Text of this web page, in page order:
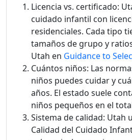
Licencia vs. certificado:
cuidado infantil con
residenciales. Cada tipo
tamaños de grupo y
Utah en Guidance to
Cuántos niños: Las
niños puedes cuidar y
años. El estado suele
niños pequeños en el
Sistema de calidad: Utah
Calidad del Cuidado